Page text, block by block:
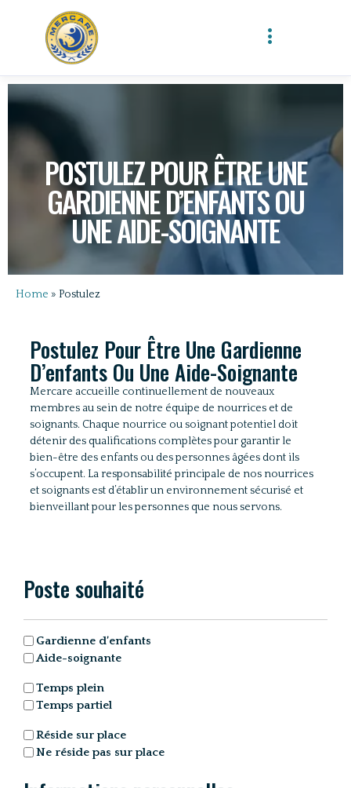
POSTULEZ POUR ÊTRE UNE
GARDIENNE D’ENFANTS OU
UNE AIDE-SOIGNANTE
Home » Postulez
Postulez Pour Être Une Gardienne
D’enfants Ou Une Aide-Soignante
Mercare accueille continuellement de nouveaux
membres au sein de notre équipe de nourrices et de
soignants. Chaque nourrice ou soignant potentiel doit
détenir des qualifications complètes pour garantir le
bien-être des enfants ou des personnes âgées dont ils
s’occupent. La responsabilité principale de nos nourrices
et soignants est d’établir un environnement sécurisé et
bienveillant pour les personnes que nous servons.
Poste souhaité
Poste
souhaité
Gardienne d’enfants
Aide-soignante
Poste
souhaité
Temps plein
Temps partiel
Poste
souhaité
Réside sur place
Ne réside pas sur place